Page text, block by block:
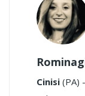
Cinisi (PA)